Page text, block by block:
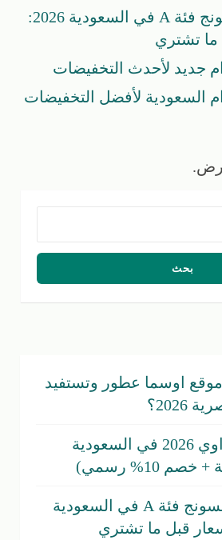
أفضل هاتف سامسونج فئة A في السعودية 2026:
ما تشتري
جديد لأحدث التخفيضات
السعودية لأفضل التخفيضات
اوسما عطور وتستفيد
أفضل هواتف هواوي 2026 في السعودية
10% رسمي)
أفضل هاتف سامسونج فئة A في السعودية